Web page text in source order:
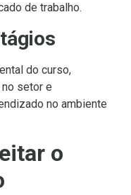
de trabalho.
do curso,
setor e
no ambiente
o